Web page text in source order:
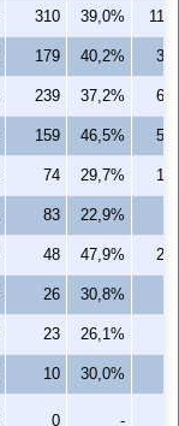
310 39,0%
116
179 40,2%
38
239 37,2%
63
159 46,5%
52
74 29,7%
18
83 22,9%
48 47,9%
22
26 30,8%
23 26,1%
10 30,0%
0 -